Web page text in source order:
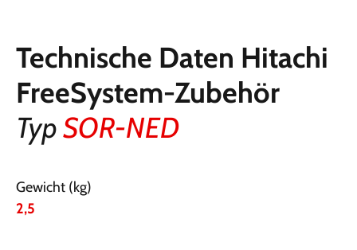
Technische Daten Hitachi
FreeSystem-Zubehör
TypSOR-NED
Gewicht (kg)
2,5